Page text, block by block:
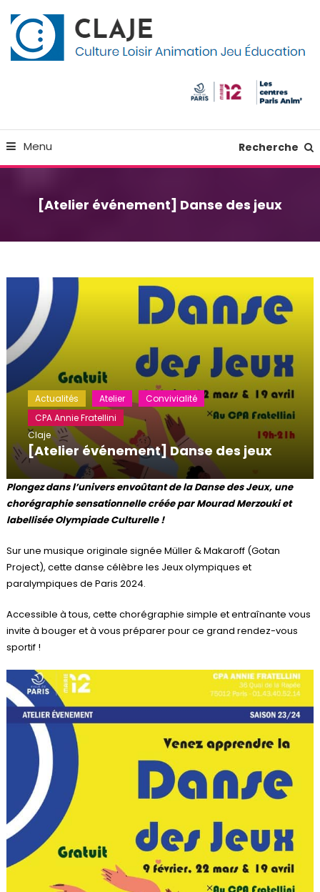
To
Content
Menu Recherche
[Atelier événement] Danse des jeux
Actualités Atelier
Convivialité
CPA Annie Fratellini
Claje
[Atelier événement] Danse des jeux
Plongez dans l’univers envoûtant de la Danse des Jeux, une
chorégraphie sensationnelle créée par Mourad Merzouki et
labellisée Olympiade Culturelle !
Sur une musique originale signée Müller & Makaroff (Gotan
Project), cette danse célèbre les Jeux olympiques et
paralympiques de Paris 2024.
Accessible à tous, cette chorégraphie simple et entraînante vous
invite à bouger et à vous préparer pour ce grand rendez-vous
sportif !